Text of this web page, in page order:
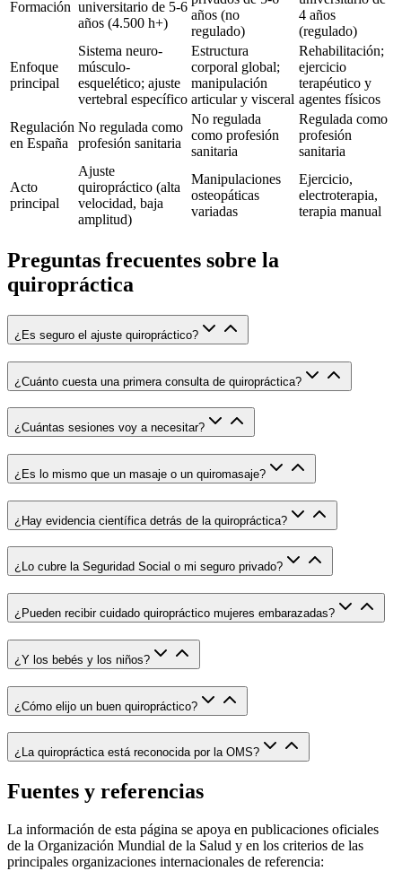
Formación universitario de 5-6
años (4.500 h+)
años (no
regulado)
4 años
(regulado)
Enfoque
principal
Sistema neuro-
músculo-
esquelético; ajuste
vertebral específico
Estructura
corporal global;
manipulación
articular y visceral
Rehabilitación;
ejercicio
terapéutico y
agentes físicos
Regulación
en España
No regulada como
profesión sanitaria
No regulada
como profesión
sanitaria
Regulada como
profesión
sanitaria
Acto
principal
Ajuste
quiropráctico (alta
velocidad, baja
amplitud)
Manipulaciones
osteopáticas
variadas
Ejercicio,
electroterapia,
terapia manual
Preguntas frecuentes sobre la
quiropráctica
¿Es seguro el ajuste quiropráctico?
¿Cuánto cuesta una primera consulta de quiropráctica?
¿Cuántas sesiones voy a necesitar?
¿Es lo mismo que un masaje o un quiromasaje?
¿Hay evidencia científica detrás de la quiropráctica?
¿Lo cubre la Seguridad Social o mi seguro privado?
¿Pueden recibir cuidado quiropráctico mujeres embarazadas?
¿Y los bebés y los niños?
¿Cómo elijo un buen quiropráctico?
¿La quiropráctica está reconocida por la OMS?
Fuentes y referencias
La información de esta página se apoya en publicaciones oficiales
de la Organización Mundial de la Salud y en los criterios de las
principales organizaciones internacionales de referencia: